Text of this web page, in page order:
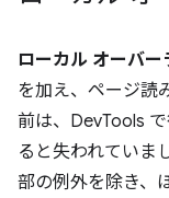
ローカル オーバー
を加え、ページ読
前は、DevTools
ると失われていま
部の例外を除き、